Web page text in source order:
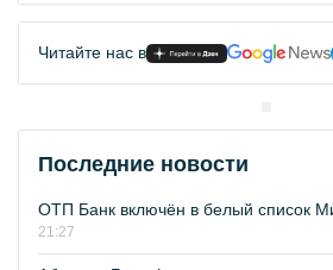
Читайте нас в
Последние новости
ОТП Банк включён в белый список
21:27